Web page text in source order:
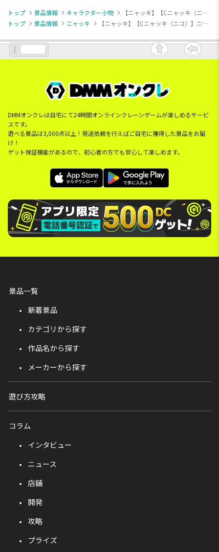
トップ 景品情報 キャラクター小物
【ニャッキ】【Cニャッキ（ニコ）】ニャッキ！ 重なるぬいぐるみマスコット11
トップ
景品情報 ニャッキ 【ニャッキ】【Cニャッキ（ニコ）】ニャッキ！ 重なるぬいぐるみマスコット11
DMMオンクレは自宅にて24時間オンラインクレーンゲームが楽しめるサービ
スです。
遊べる景品は3,000点以上！発送依頼を行えばご自宅に獲得した景品をお届
け！
ゲット保証機能があるので、初心者の方でも安心して楽しめます。
景品一覧
新着景品
カテゴリから探す
作品名から探す
メーカーから探す
遊び方攻略
コラム
インタビュー
ニュース
店舗
開発
攻略
プライズ